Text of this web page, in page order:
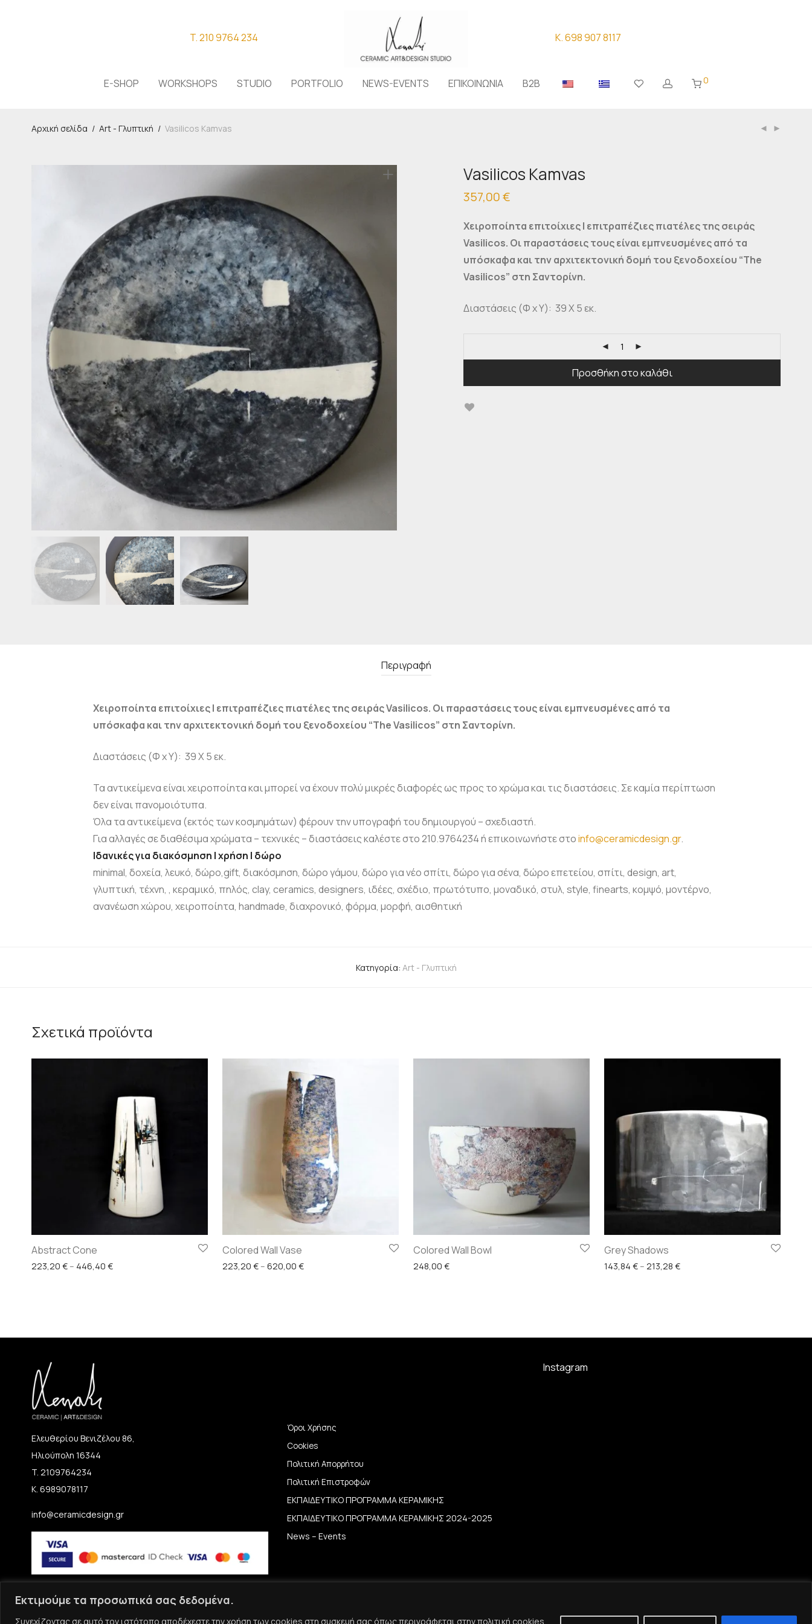
Εκτιμούμε τα προσωπικά σας δεδομένα.
Συνεχίζοντας σε αυτό τον ιστότοπο αποδέχεστε την χρήση των cookies στη συσκευή σας όπως περιγράφεται στην πολιτική cookies.
T. 210 9764 234 K. 698 907 8117
E-SHOP WORKSHOPS STUDIO PORTFOLIO NEWS-EVENTS ΕΠΙΚΟΙΝΩΝΙΑ B2B 0
Αρχική σελίδα / Art - Γλυπτική / Vasilicos Kamvas
Vasilicos Kamvas
357,00€
Χειροποίητα επιτοίχιες | επιτραπέζιες πιατέλες της σειράς
Vasilicos. Οι παραστάσεις τους είναι εμπνευσμένες από τα
υπόσκαφα και την αρχιτεκτονική δομή του ξενοδοχείου “The
Vasilicos” στη Σαντορίνη.
Διαστάσεις (Φ x Y): 39 Χ 5 εκ.
Προσθήκη στο καλάθι
Περιγραφή
Χειροποίητα επιτοίχιες | επιτραπέζιες πιατέλες της σειράς Vasilicos. Οι παραστάσεις τους είναι εμπνευσμένες από τα
υπόσκαφα και την αρχιτεκτονική δομή του ξενοδοχείου “The Vasilicos” στη Σαντορίνη.
Διαστάσεις (Φ x Y): 39 Χ 5 εκ.
Τα αντικείμενα είναι χειροποίητα και μπορεί να έχουν πολύ μικρές διαφορές ως προς το χρώμα και τις διαστάσεις. Σε καμία περίπτωση
δεν είναι πανομοιότυπα.
Όλα τα αντικείμενα (εκτός των κοσμημάτων) φέρουν την υπογραφή του δημιουργού – σχεδιαστή.
Για αλλαγές σε διαθέσιμα χρώματα – τεχνικές – διαστάσεις καλέστε στο 210.9764234 ή επικοινωνήστε στοinfo@ceramicdesign.gr.
Ιδανικές για διακόσμηση | χρήση | δώρο
minimal, δοχεία, λευκό, δώρο,gift, διακόσμηση, δώρο γάμου, δώρο για νέο σπίτι, δώρο για σένα, δώρο επετείου, σπίτι, design, art,
γλυπτική, τέχνη, , κεραμικό, πηλός, clay, ceramics, designers, ιδέες, σχέδιο, πρωτότυπο, μοναδικό, στυλ, style, finearts, κομψό, μοντέρνο,
ανανέωση χώρου, χειροποίητα, handmade, διαχρονικό, φόρμα, μορφή, αισθητική
Κατηγορία: Art - Γλυπτική
Σχετικά προϊόντα
Abstract Cone
223,20 € – 446,40 €Price range: 223,20 € through 446,40 €
Colored Wall Vase
223,20 € – 620,00 €Price range: 223,20 € through 620,00 €
Colored Wall Bowl
248,00 €
Grey Shadows
143,84 € – 213,28 €Price range: 143,84 € through
Ελευθερίου Βενιζέλου 86,
Ηλιούπολη 16344
T. 2109764234
K. 6989078117
info@ceramicdesign.gr
Όροι Χρήσης
Cookies
Πολιτική Απορρήτου
Πολιτική Επιστροφών
ΕΚΠΑΙΔΕΥΤΙΚΟ ΠΡΟΓΡΑΜΜΑ ΚΕΡΑΜΙΚΗΣ
ΕΚΠΑΙΔΕΥΤΙΚΟ ΠΡΟΓΡΑΜΜΑ ΚΕΡΑΜΙΚΗΣ 2024-2025
News – Events
Instagram